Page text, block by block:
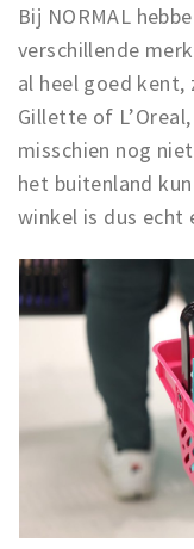
Bij NORMAL
verschillende
al heel goed kent,
Gillette of
misschien nog
het buitenland
winkel is dus echt